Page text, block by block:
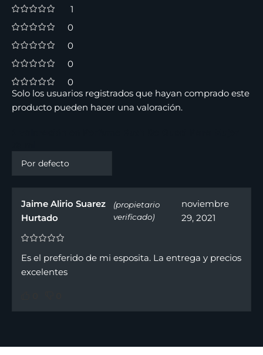
1
0
0
0
0
Jaime Alirio Suarez
Hurtado
(propietario
verificado)
noviembre
29, 2021
Es el preferido de mi esposita. La entrega y precios
excelentes
Solo los usuarios registrados que hayan comprado este
producto pueden hacer una valoración.